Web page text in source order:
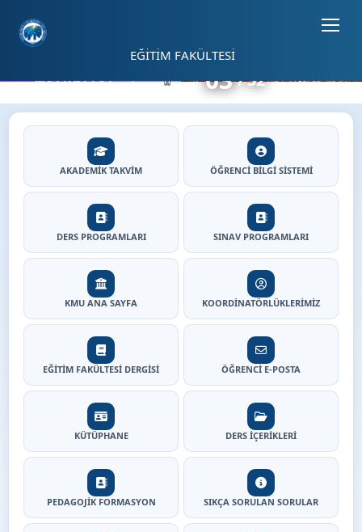
EĞİTİM FAKÜLTESİ
Eğitim Fakültesi - Ana Sayfa
⏸ 03 32
Hızlı Erişim
AKADEMİK TAKVİM ÖĞRENCİ BİLGİ SİSTEMİ
DERS PROGRAMLARI SINAV PROGRAMLARI
KMU ANA SAYFA KOORDİNATÖRLÜKLERİMİZ
EĞİTİM FAKÜLTESİ DERGİSİ ÖĞRENCİ E-POSTA
KÜTÜPHANE DERS İÇERİKLERİ
PEDAGOJİK FORMASYON SIKÇA SORULAN SORULAR